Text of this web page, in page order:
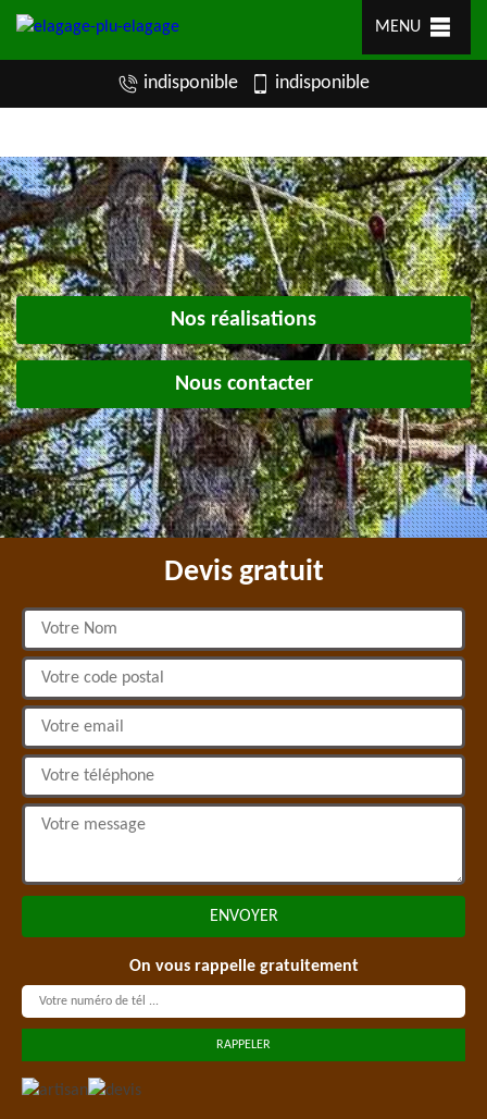
MENU
indisponible indisponible
Nos réalisations
Nous contacter
Devis gratuit
On vous rappelle gratuitement